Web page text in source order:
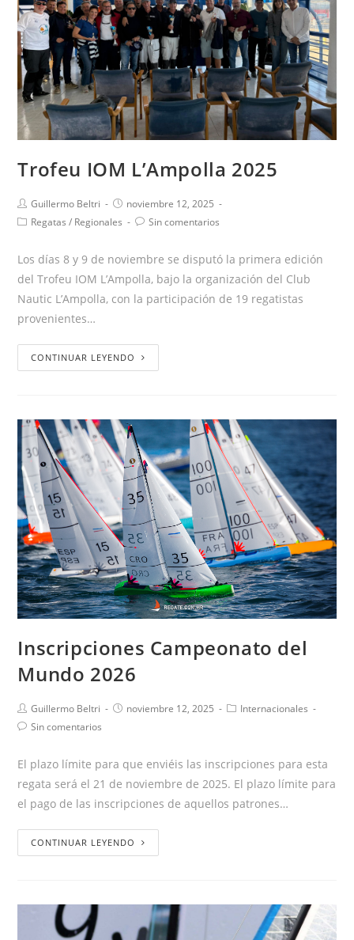
Trofeu IOM L’Ampolla 2025
Guillermo Beltri
noviembre 12, 2025
Regatas / Regionales Sin comentarios
Los días 8 y 9 de noviembre se disputó la primera edición
del Trofeu IOM L’Ampolla, bajo la organización del Club
Nautic L’Ampolla, con la participación de 19 regatistas
provenientes…
CONTINUAR LEYENDO
Inscripciones Campeonato del
Mundo 2026
Guillermo Beltri noviembre 12, 2025
Internacionales
Sin comentarios
El plazo límite para que enviéis las inscripciones para esta
regata será el 21 de noviembre de 2025. El plazo límite para
el pago de las inscripciones de aquellos patrones…
CONTINUAR LEYENDO